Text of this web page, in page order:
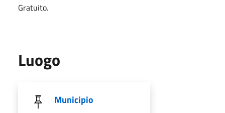
Gratuito.
Luogo
Municipio